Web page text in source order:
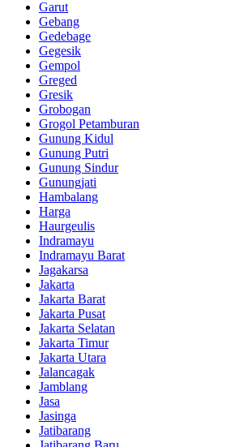
Garut
Gebang
Gedebage
Gegesik
Gempol
Greged
Gresik
Grobogan
Grogol Petamburan
Gunung Kidul
Gunung Putri
Gunung Sindur
Gunungjati
Hambalang
Harga
Haurgeulis
Indramayu
Indramayu Barat
Jagakarsa
Jakarta
Jakarta Barat
Jakarta Pusat
Jakarta Selatan
Jakarta Timur
Jakarta Utara
Jalancagak
Jamblang
Jasa
Jasinga
Jatibarang